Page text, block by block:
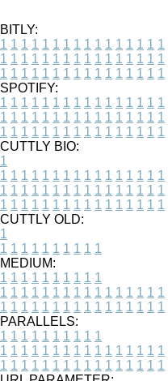
BITLY:
1 1 1 1 1 1 1 1 1 1 1 1 1 1 1 1
1 1 1 1 1 1 1 1 1 1 1 1 1 1 1 1
1 1 1 1 1 1 1 1 1 1 1 1 1 1 1 1
SPOTIFY:
1 1 1 1 1 1 1 1 1 1 1 1 1 1 1 1
1 1 1 1 1 1 1 1 1 1 1 1 1 1 1 1
1 1 1 1 1 1 1 1 1 1 1 1 1 1 1 1
CUTTLY BIO:
1
1 1 1 1 1 1 1 1 1 1 1 1 1 1 1 1
1 1 1 1 1 1 1 1 1 1 1 1 1 1 1 1
1 1 1 1 1 1 1 1 1 1 1 1 1 1 1 1
CUTTLY OLD:
1
1 1 1 1 1 1 1 1 1 1
MEDIUM:
1 1 1 1 1 1 1 1 1 1
1 1 1 1 1 1 1 1 1 1 1 1 1 1 1 1
1 1 1 1 1 1 1 1 1 1 1 1 1 1 1 1
PARALLELS:
1 1 1 1 1 1 1 1 1 1
1 1 1 1 1 1 1 1 1 1 1 1 1 1 1 1
1 1 1 1 1 1 1 1 1 1 1 1 1 1 1 1